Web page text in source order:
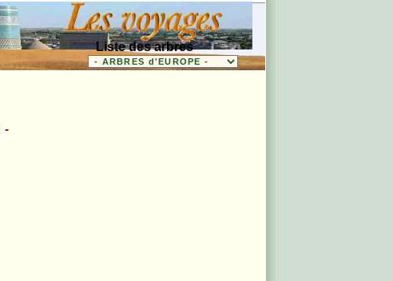
Liste des arbres
-